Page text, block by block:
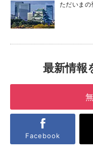
ただいまの
最新情報
Facebook